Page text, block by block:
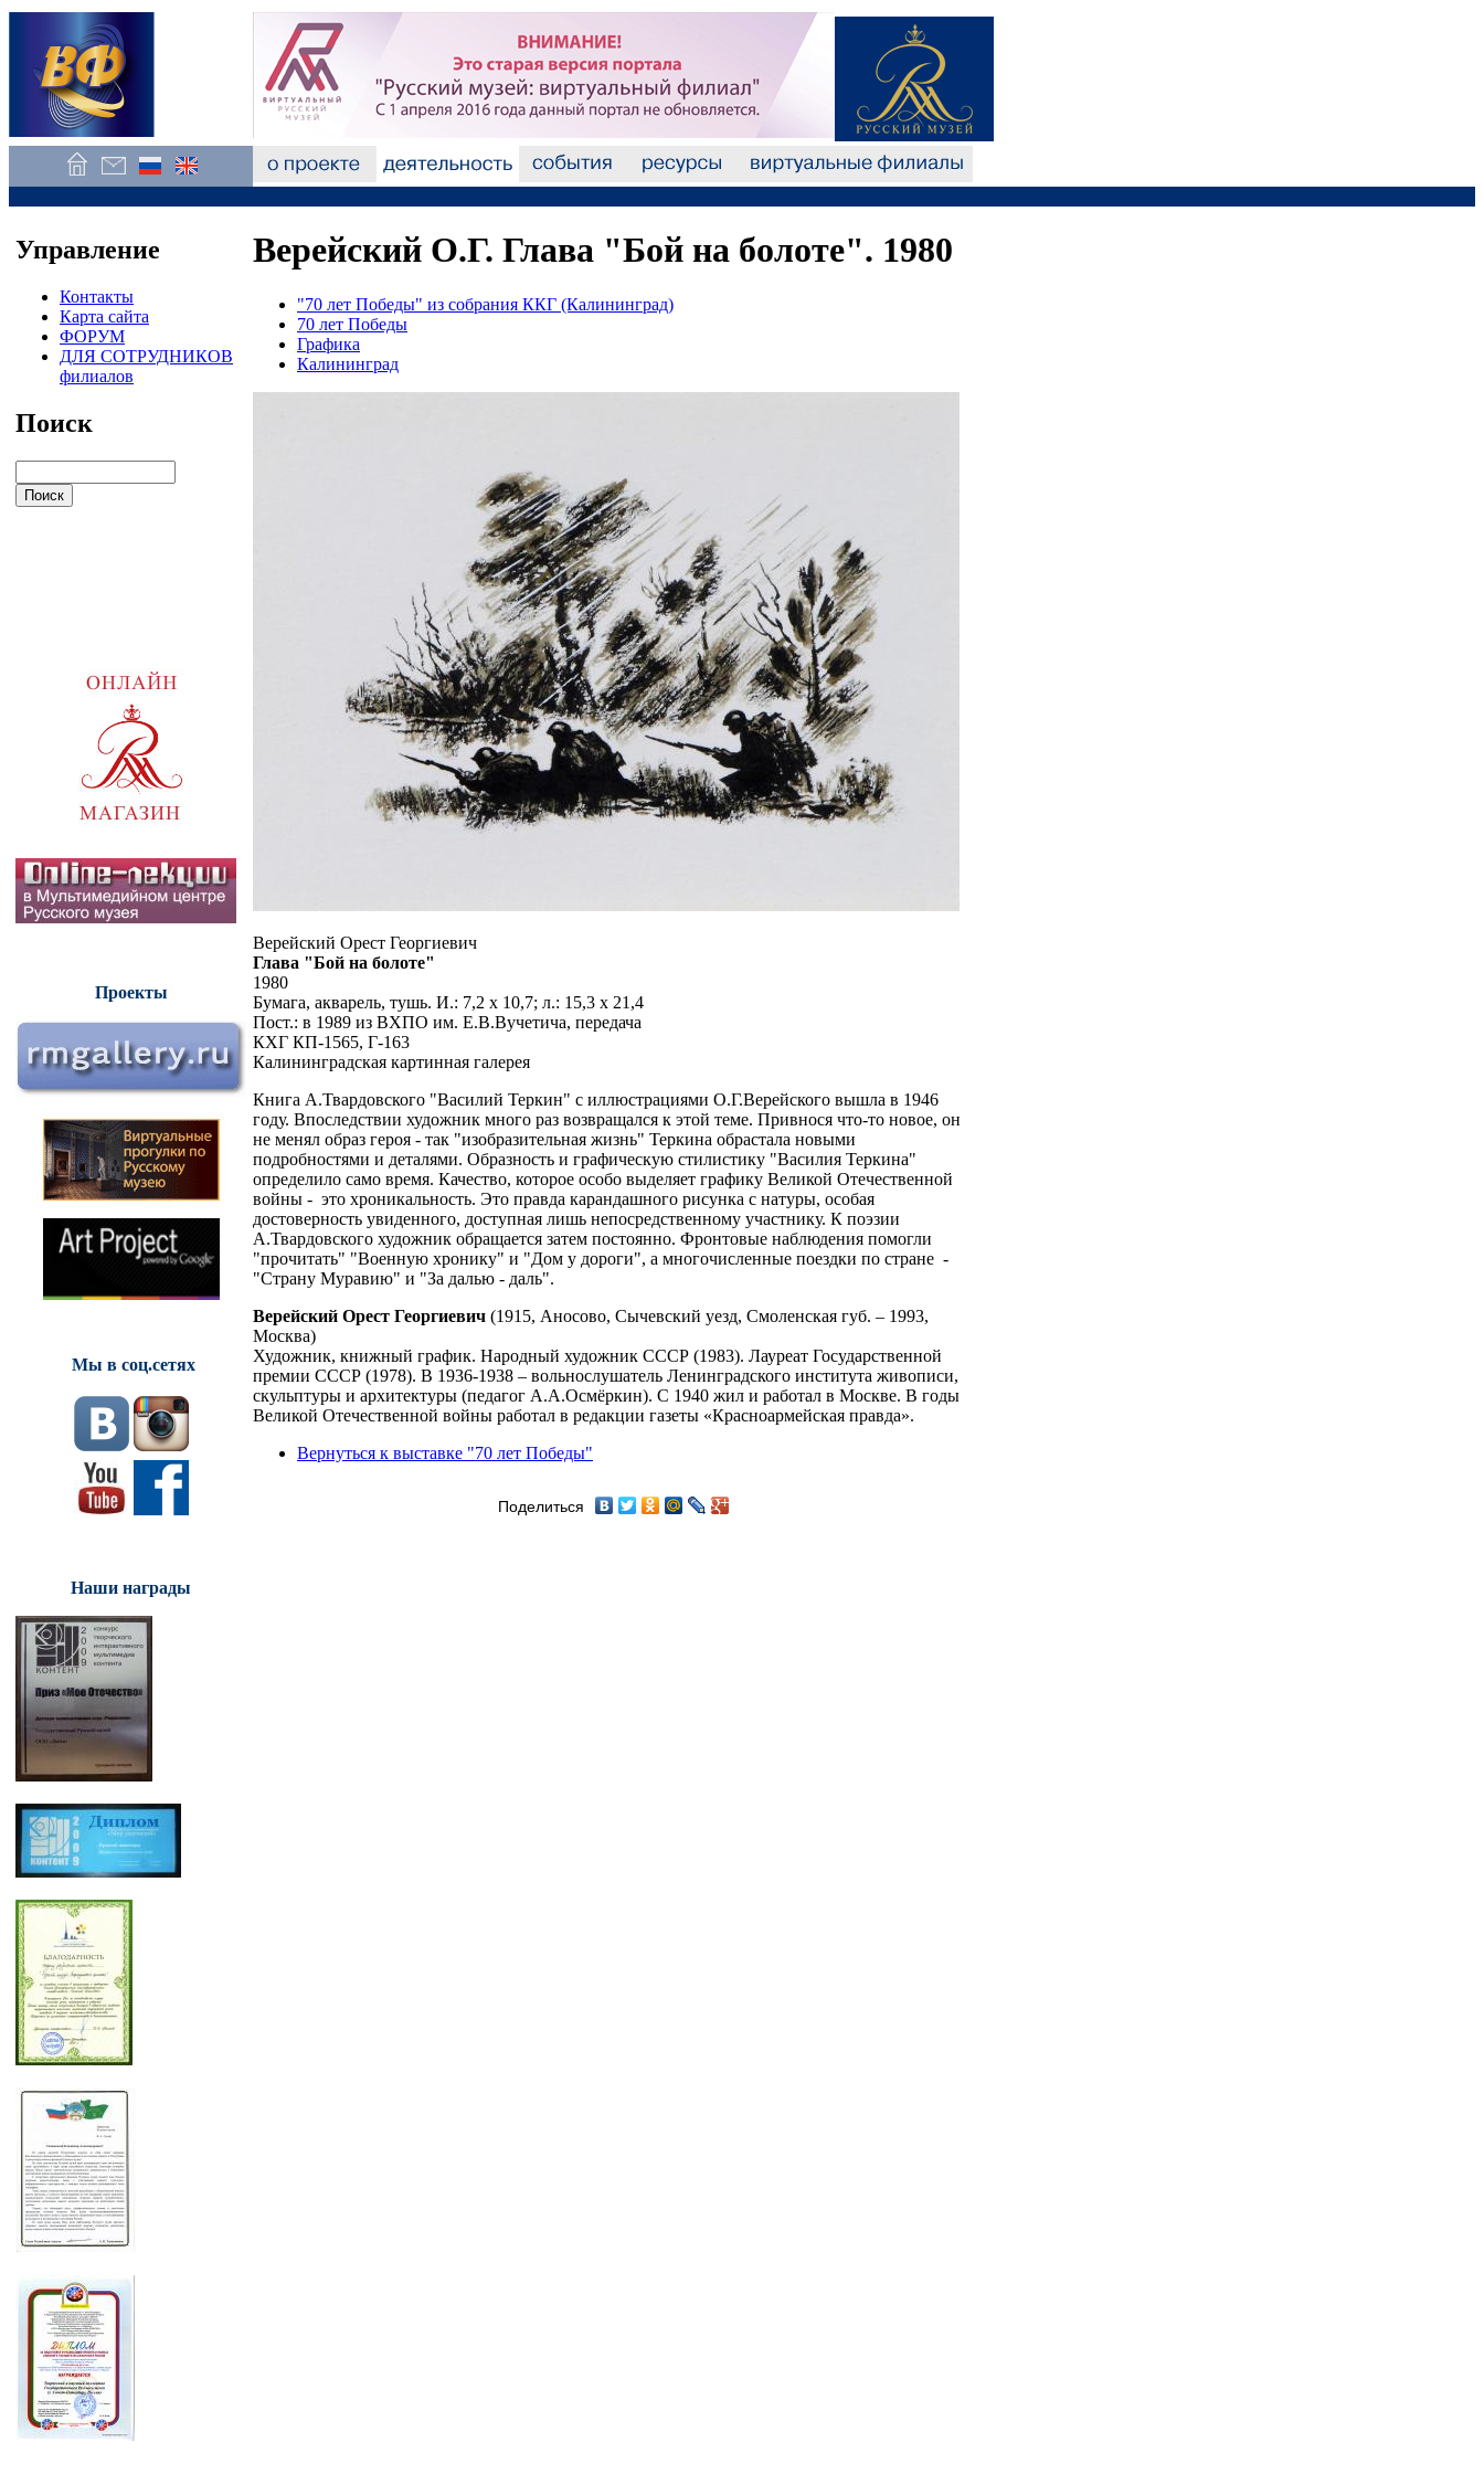
Управление
Контакты
Карта сайта
ФОРУМ
ДЛЯ СОТРУДНИКОВ
филиалов
Поиск
Проекты
Мы в соц.сетях
Наши награды
Верейский О.Г. Глава "Бой на болоте". 1980
"70 лет Победы" из собрания ККГ (Калининград)
70 лет Победы
Графика
Калининград
Верейский Орест Георгиевич
Глава "Бой на болоте"
1980
Бумага, акварель, тушь. И.: 7,2 х 10,7; л.: 15,3 х 21,4
Пост.: в 1989 из ВХПО им. Е.В.Вучетича, передача
КХГ КП-1565, Г-163
Калининградская картинная галерея
Книга А.Твардовского "Василий Теркин" с иллюстрациями О.Г.Верейского вышла в 1946
году. Впоследствии художник много раз возвращался к этой теме. Привнося что-то новое, он
не менял образ героя - так "изобразительная жизнь" Теркина обрастала новыми
подробностями и деталями. Образность и графическую стилистику "Василия Теркина"
определило само время. Качество, которое особо выделяет графику Великой Отечественной
войны - это хроникальность. Это правда карандашного рисунка с натуры, особая
достоверность увиденного, доступная лишь непосредственному участнику. К поэзии
А.Твардовского художник обращается затем постоянно. Фронтовые наблюдения помогли
"прочитать" "Военную хронику" и "Дом у дороги", а многочисленные поездки по стране -
"Страну Муравию" и "За далью - даль".
Верейский Орест Георгиевич (1915, Аносово, Сычевский уезд, Смоленская губ. – 1993,
Москва)
Художник, книжный график. Народный художник СССР (1983). Лауреат Государственной
премии СССР (1978). В 1936-1938 – вольнослушатель Ленинградского института живописи,
скульптуры и архитектуры (педагог А.А.Осмёркин). С 1940 жил и работал в Москве. В годы
Великой Отечественной войны работал в редакции газеты «Красноармейская правда».
Вернуться к выставке "70 лет Победы"
Поделиться